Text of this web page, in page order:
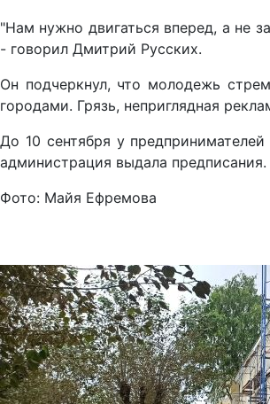
"Нам нужно двигаться вперед, а не
- говорил Дмитрий Русских.
Он подчеркнул, что молодежь
городами. Грязь, неприглядная
До 10 сентября у
администрация выдала
Фото: Майя Ефремова